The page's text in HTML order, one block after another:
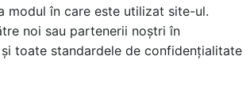
modul în care este utilizat site-ul.
noi sau partenerii noștri în
toate standardele de confidențialitate